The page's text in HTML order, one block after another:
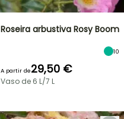
Roseira arbustiva Rosy Boom
10
A partir de29,50 €
Vaso de 6 L/7 L